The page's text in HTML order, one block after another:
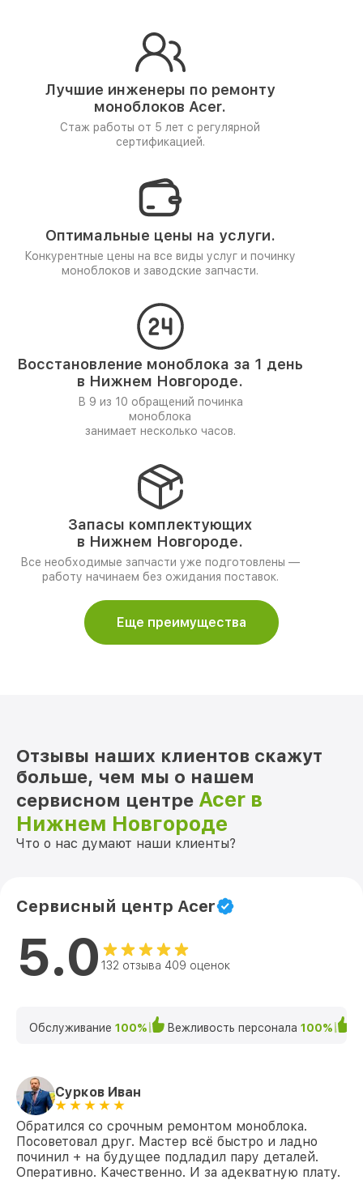
Лучшие инженеры по ремонту
моноблоков Acer.
Стаж работы от 5 лет с регулярной
сертификацией.
Оптимальные цены на услуги.
Конкурентные цены на все виды услуг и починку
моноблоков и заводские запчасти.
Восстановление моноблока за 1 день
в Нижнем Новгороде.
В 9 из 10 обращений починка
моноблока
занимает несколько часов.
Запасы комплектующих
в Нижнем Новгороде.
Все необходимые запчасти уже подготовлены —
работу начинаем без ожидания поставок.
Еще преимущества
Отзывы наших клиентов скажут
больше, чем мы о нашем
сервисном центре Acer в
Нижнем Новгороде
Что о нас думают наши клиенты?
Сервисный центр Acer
5.0 132 отзыва 409 оценок
Обслуживание 100% Вежливость персонала 100%
Сурков Иван
Обратился со срочным ремонтом моноблока.
Посоветовал друг. Мастер всё быстро и ладно
починил + на будущее подладил пару деталей.
Оперативно. Качественно. И за адекватную плату.